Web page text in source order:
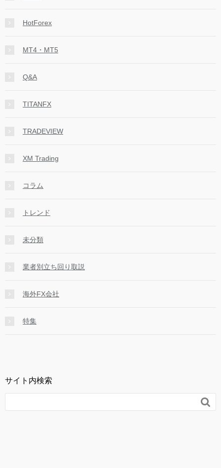
HotForex
MT4・MT5
Q&A
TITANFX
TRADEVIEW
XM Trading
コラム
トレンド
未分類
業者別立ち回り取説
海外FX会社
特集
サイト内検索
